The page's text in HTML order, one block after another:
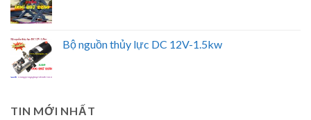
Bộ nguồn thủy lực DC 12V-1.5kw
TIN MỚI NHẤT